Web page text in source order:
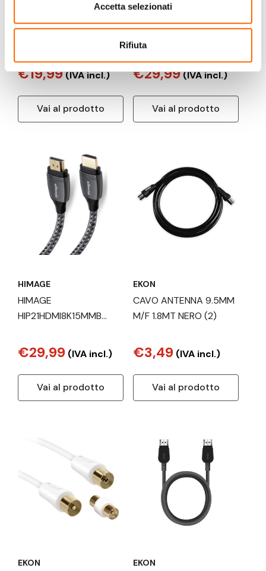
Accetta selezionati
Rifiuta
HIMAGE
€19,99(IVA incl.)
Vai al prodotto
HIMAGE
HIMAGE
cavo coassiale 3 m Tipo
€29,99(IVA incl.)
Vai al prodotto
HIMAGE
HIMAGE
HIP21HDMI8K15MMB
tipo A (Standard) Grigio
€29,99 (IVA incl.)
Vai al prodotto
EKON
CAVO ANTENNA 9.5MM
M/F 1.8MT NERO (2)
€3,49 (IVA incl.)
Vai al prodotto
EKON EKON